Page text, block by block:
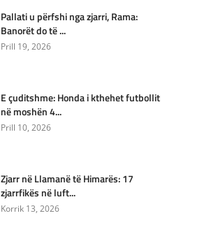
Pallati u përfshi nga zjarri, Rama:
Banorët do të ...
Prill 19, 2026
E çuditshme: Honda i kthehet futbollit
në moshën 4...
Prill 10, 2026
Zjarr në Llamanë të Himarës: 17
zjarrfikës në luft...
Korrik 13, 2026